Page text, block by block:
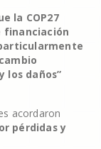
la COP27
financiación
los daños”
acordaron
pérdidas y